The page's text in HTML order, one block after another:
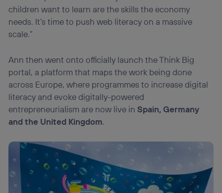
children want to learn are the skills the economy
needs. It’s time to push web literacy on a massive
scale.”
Ann then went onto officially launch the Think Big
portal, a platform that maps the work being done
across Europe, where programmes to increase digital
literacy and evoke digitally-powered
entrepreneurialism are now live inSpain, Germany
and the United Kingdom.